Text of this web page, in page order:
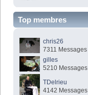
Top membres
chris26
7311 Messages
gilles
5210 Messages
TDelrieu
4142 Messages